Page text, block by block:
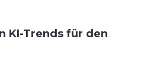
KI-Trends für den